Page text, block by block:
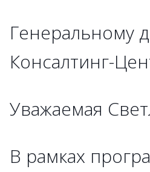
Генеральному
Консалтинг-
Уважаемая
В рамках